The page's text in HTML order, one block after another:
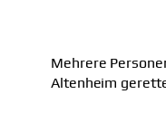
Mehrere
Altenheim